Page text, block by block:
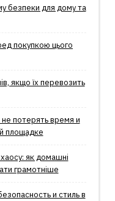
безпеки для дому та
покупкою цього
якщо їх перевозить
потерять время и
площадке
як домашні
грамотніше
и стиль в